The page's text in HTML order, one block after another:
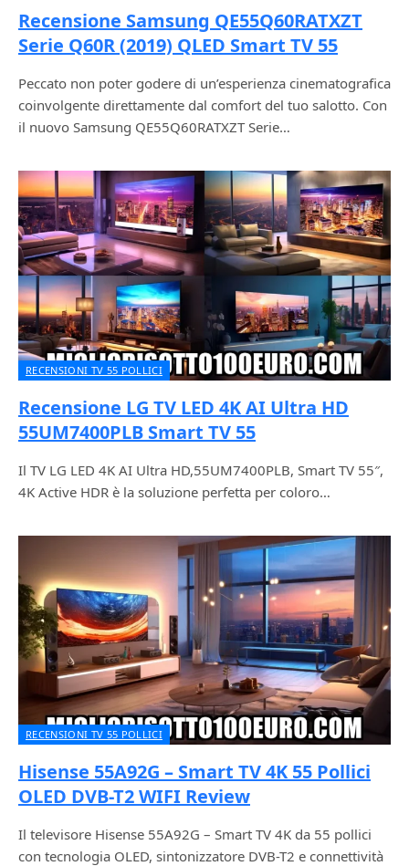
Recensione Samsung QE55Q60RATXZT
Serie Q60R (2019) QLED Smart TV 55
Peccato non poter godere di un’esperienza cinematografica
coinvolgente direttamente dal comfort del tuo salotto. Con
il nuovo Samsung QE55Q60RATXZT Serie…
RECENSIONI TV 55 POLLICI
Recensione LG TV LED 4K AI Ultra HD
55UM7400PLB Smart TV 55
Il TV LG LED 4K AI Ultra HD,55UM7400PLB, Smart TV 55″,
4K Active HDR è la soluzione perfetta per coloro…
RECENSIONI TV 55 POLLICI
Hisense 55A92G – Smart TV 4K 55 Pollici
OLED DVB-T2 WIFI Review
Il televisore Hisense 55A92G – Smart TV 4K da 55 pollici
con tecnologia OLED, sintonizzatore DVB-T2 e connettività